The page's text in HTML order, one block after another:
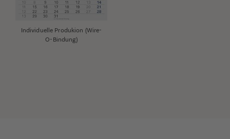
Individuelle Produkion (Wire-
O-Bindung)